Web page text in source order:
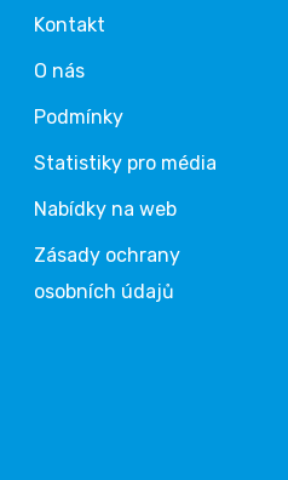
Kontakt
O nás
Podmínky
Statistiky pro média
Nabídky na web
Zásady ochrany
osobních údajů